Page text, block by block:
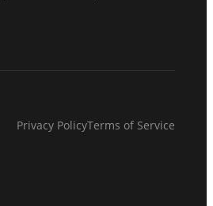
Privacy PolicyTerms of Service